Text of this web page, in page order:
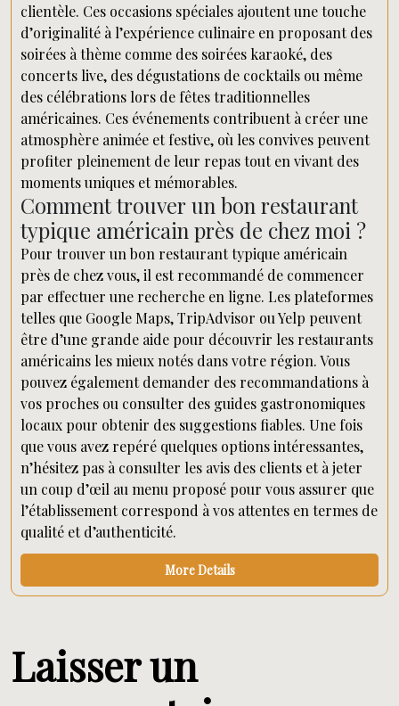
clientèle. Ces occasions spéciales ajoutent une touche
d’originalité à l’expérience culinaire en proposant des
soirées à thème comme des soirées karaoké, des
concerts live, des dégustations de cocktails ou même
des célébrations lors de fêtes traditionnelles
américaines. Ces événements contribuent à créer une
atmosphère animée et festive, où les convives peuvent
profiter pleinement de leur repas tout en vivant des
moments uniques et mémorables.
Comment trouver un bon restaurant
typique américain près de chez moi ?
Pour trouver un bon restaurant typique américain
près de chez vous, il est recommandé de commencer
par effectuer une recherche en ligne. Les plateformes
telles que Google Maps, TripAdvisor ou Yelp peuvent
être d’une grande aide pour découvrir les restaurants
américains les mieux notés dans votre région. Vous
pouvez également demander des recommandations à
vos proches ou consulter des guides gastronomiques
locaux pour obtenir des suggestions fiables. Une fois
que vous avez repéré quelques options intéressantes,
n’hésitez pas à consulter les avis des clients et à jeter
un coup d’œil au menu proposé pour vous assurer que
l’établissement correspond à vos attentes en termes de
qualité et d’authenticité.
More Details
Laisser un